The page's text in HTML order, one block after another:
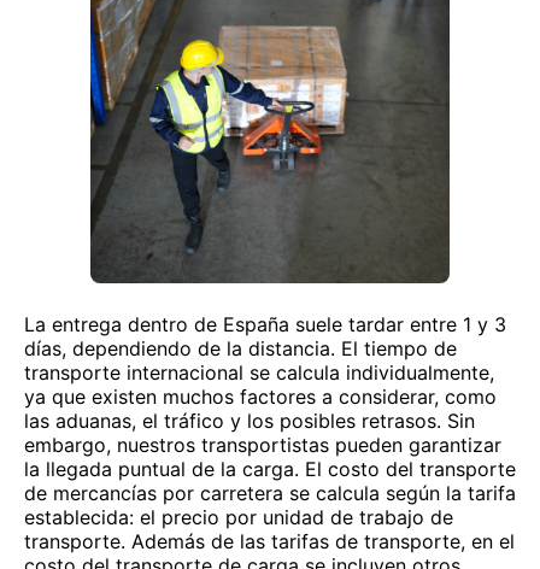
La entrega dentro de España suele tardar entre 1 y 3
días, dependiendo de la distancia. El tiempo de
transporte internacional se calcula individualmente,
ya que existen muchos factores a considerar, como
las aduanas, el tráfico y los posibles retrasos. Sin
embargo, nuestros transportistas pueden garantizar
la llegada puntual de la carga. El costo del transporte
de mercancías por carretera se calcula según la tarifa
establecida: el precio por unidad de trabajo de
transporte. Además de las tarifas de transporte, en el